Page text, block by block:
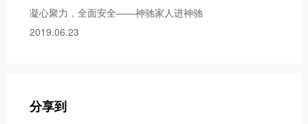
凝心聚力，全面安全——神驰家人进神驰
2019.06.23
分享到